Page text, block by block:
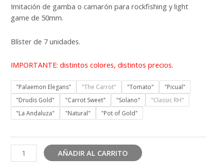
valoración
de un
cliente
de
precios:
7,50 €
Imitación de gamba o camarón para rockfishing y light
game de 50mm.
Blíster de 7 unidades.
IMPORTANTE: distintos colores, distintos precios.
"Palaemon Elegans" "The Carrot" "Tomato"
"Picual"
"Drudis Gold"
"Carrot Sweet" "Solano"
"Classic RH"
"La Andaluza"
"Natural" "Pot of Gold"
SHRIMPLY
DEADLY
AÑADIR AL CARRITO